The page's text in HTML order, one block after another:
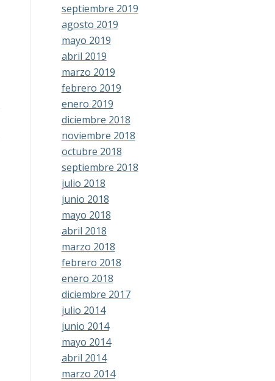
septiembre 2019
agosto 2019
mayo 2019
abril 2019
marzo 2019
febrero 2019
enero 2019
diciembre 2018
noviembre 2018
octubre 2018
septiembre 2018
julio 2018
junio 2018
mayo 2018
abril 2018
marzo 2018
febrero 2018
enero 2018
diciembre 2017
julio 2014
junio 2014
mayo 2014
abril 2014
marzo 2014